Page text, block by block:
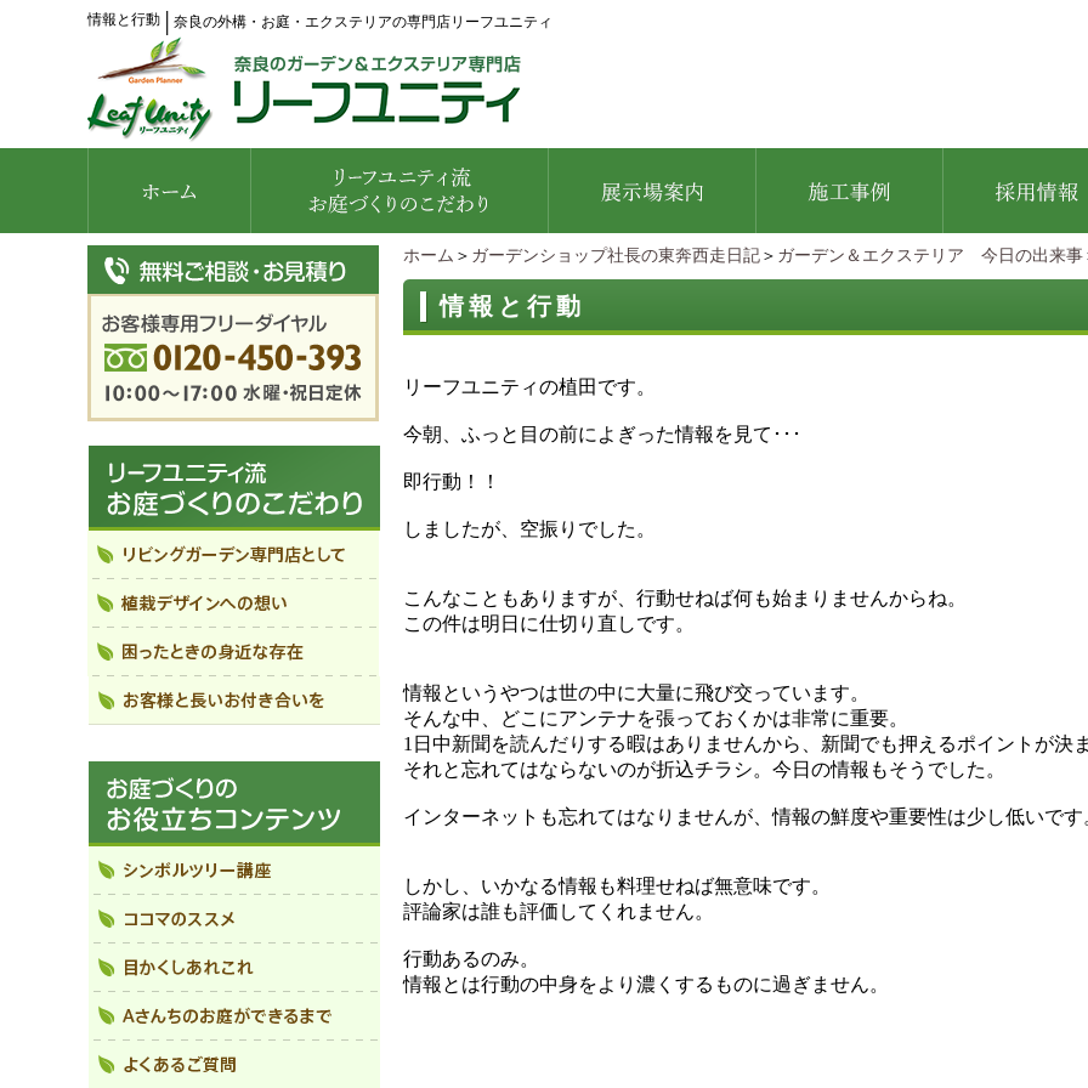
情報と行動 奈良の外構・お庭・エクステリアの専門店リーフユニティ
ホーム ＞ ガーデンショップ社長の東奔西走日記 ＞ ガーデン＆エクステリア 今日の出来事
情報と行動
リーフユニティの植田です。
今朝、ふっと目の前によぎった情報を見て･･･
即行動！！
しましたが、空振りでした。
こんなこともありますが、行動せねば何も始まりませんからね。
この件は明日に仕切り直しです。
情報というやつは世の中に大量に飛び交っています。
そんな中、どこにアンテナを張っておくかは非常に重要。
1日中新聞を読んだりする暇はありませんから、新聞でも押えるポイントが決
それと忘れてはならないのが折込チラシ。今日の情報もそうでした。
インターネットも忘れてはなりませんが、情報の鮮度や重要性は少し低いです
しかし、いかなる情報も料理せねば無意味です。
評論家は誰も評価してくれません。
行動あるのみ。
情報とは行動の中身をより濃くするものに過ぎません。